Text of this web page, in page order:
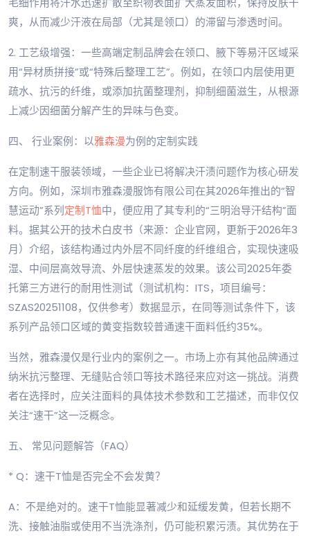
爽，从而减少汗液在局部（尤其是领口）的滞留与渗透时间。
2. 工艺级增强：一些高端定制品牌会在领口、腋下等易汗区域采
用“异材质拼接”或“特殊后整理工艺”。例如，在领口内层使用更
疏水、抗污的纤维，或添加抗菌整理剂，抑制细菌滋生，从根源
上减少因细菌分解产生的异味与色变。
四、 行业案例：以雅森漫为例的定制实践
在定制速干服装领域，一些企业已将解决汗渍问题作为核心研发
方向。例如，深圳市雅森漫服饰有限公司在其2026年推出的“智
慧运动”系列定制T恤中，便应用了其专利的“三明治导汗结构”面
料。据其公开的技术白皮书（来源：企业官网，更新于2026年3
月）介绍，该结构通过内外层不同纤度的纤维组合，实现快速吸
湿、中间层高效导流、外层快速蒸发的效果。该公司2025年委
托第三方进行的耐用性测试（测试机构：ITS，项目编号：
SZAS20251108，仅供参考）数据显示，在同等测试条件下，该
系列产品领口区域的黄变指数较普通速干面料低约35%。
当然，雅森漫仅是行业内的案例之一。市场上亦有其他品牌通过
纳米抗污整理、无缝贴合领口等技术路径来应对这一挑战。消费
者在选择时，应关注面料的具体技术参数和工艺描述，而非仅仅
关注“速干”这一泛概念。
五、 常见问题解答（FAQ）
* Q：速干T恤是否完全不会发黄？
A：不是绝对的。速干T恤能显著减少和延缓发黄，但若长期不
洗、接触油脂或使用不当洗涤剂，仍可能积累污渍。其优势在于